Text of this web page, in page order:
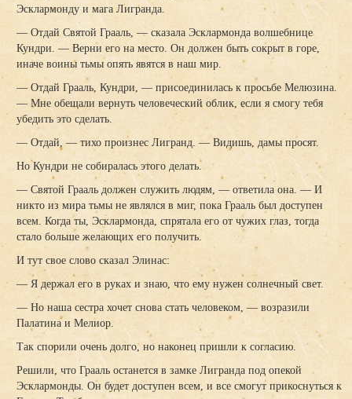
Эсклармонду и мага Лигранда.
— Отдай Святой Грааль, — сказала Эсклармонда волшебнице
Кундри. — Верни его на место. Он должен быть сокрыт в горе,
иначе воины тьмы опять явятся в наш мир.
— Отдай Грааль, Кундри, — присоединилась к просьбе Мелюзина.
— Мне обещали вернуть человеческий облик, если я смогу тебя
убедить это сделать.
— Отдай, — тихо произнес Лигранд. — Видишь, дамы просят.
Но Кундри не собиралась этого делать.
— Святой Грааль должен служить людям, — ответила она. — И
никто из мира тьмы не являлся в миг, пока Грааль был доступен
всем. Когда ты, Эсклармонда, спрятала его от чужих глаз, тогда
стало больше желающих его получить.
И тут свое слово сказал Элинас:
— Я держал его в руках и знаю, что ему нужен солнечный свет.
— Но наша сестра хочет снова стать человеком, — возразили
Палатина и Мелиор.
Так спорили очень долго, но наконец пришли к согласию.
Решили, что Грааль останется в замке Лигранда под опекой
Эсклармонды. Он будет доступен всем, и все смогут прикоснуться к